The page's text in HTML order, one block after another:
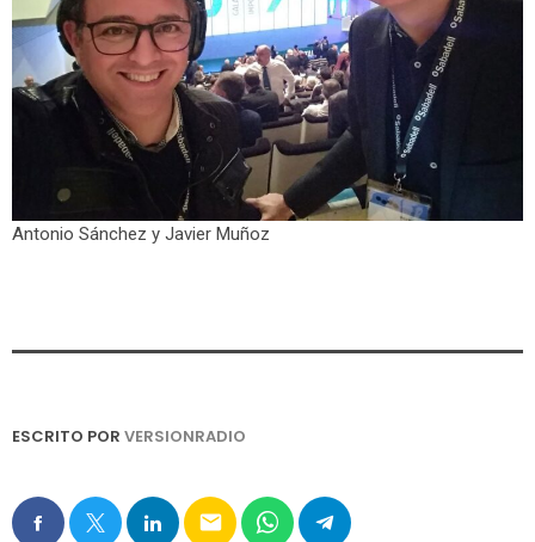
Antonio Sánchez y Javier Muñoz
ESCRITO POR VERSIONRADIO
email